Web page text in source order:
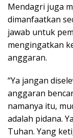
Mendagri juga
dimanfaatkan
jawab untuk
mengingatkan
anggaran.
“Ya jangan
anggaran
namanya itu,
adalah pidana.
Tuhan. Yang